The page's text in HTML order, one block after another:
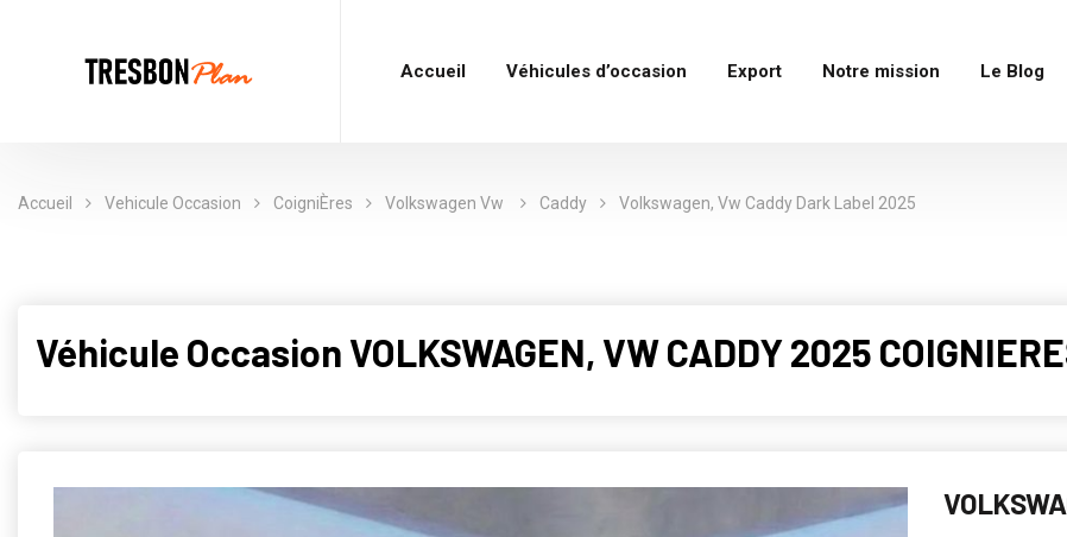
Accueil Véhicules d’occasion Export Notre mission Le Blog
Accueil Vehicule Occasion CoigniÈres Volkswagen Vw Caddy Volkswagen, Vw Caddy Dark Label 2025
Véhicule Occasion VOLKSWAGEN, VW CADDY 2025